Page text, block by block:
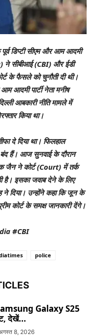
डिप्टी सीएम और आम आदमी
ने सीबीआई (CBI) और ईडी
के फैसले को चुनौती दी थी।
आदमी पार्टी नेता मनीष
आबकारी नीति मामले में
किया था।
दे दिया था। फिलहाल
हैं। आज सुनवाई के दौरान
जैन ने कोर्ट (Court) में तर्क
है। इसका जवाब देने के लिए
ने दिया। उन्होंने कहा कि जून के
कोर्ट के समक्ष जानकारी देंगे।
#CBI
police
Galaxy S25
देखें...
8, 2026